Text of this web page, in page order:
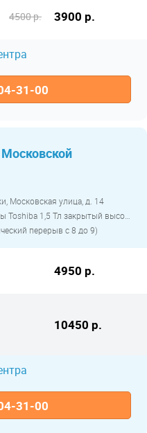
4500 р. 3900 р.
31-00
Московская улица, д. 14
перерыв с 8 до 9)
4950 р.
10450 р.
31-00